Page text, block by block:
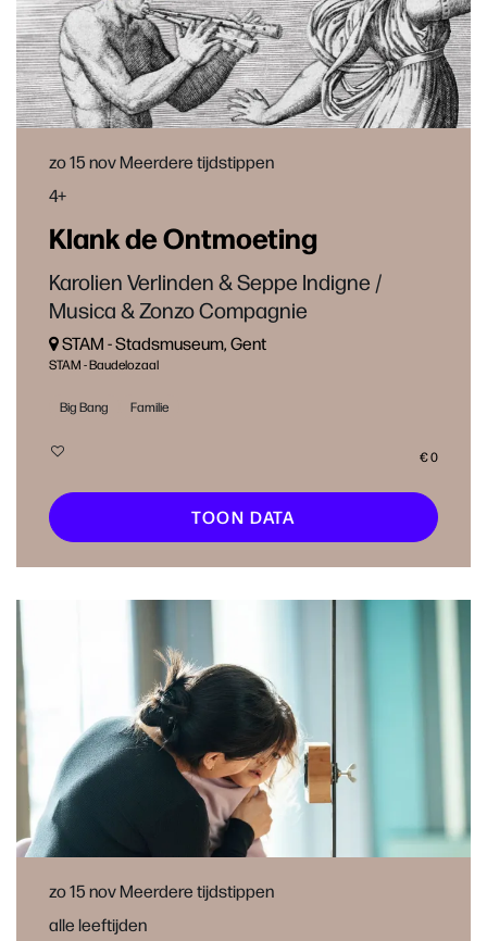
Klank de Ontmoeting
Karolien Verlinden & Seppe Indigne /
Musica & Zonzo Compagnie
4+
zo 15 novMeerdere tijdstippen
STAM - Stads­mu­se­um, Gent
STAM - Baudelozaal
Big Bang Familie
€ 0
TOON DATA
alle leeftijden
zo 15 novMeerdere tijdstippen